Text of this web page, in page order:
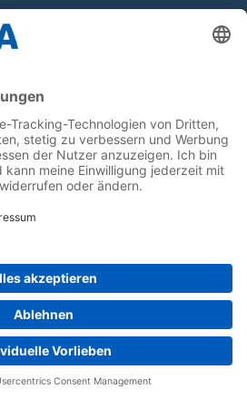
Privacy
Cookie Choices